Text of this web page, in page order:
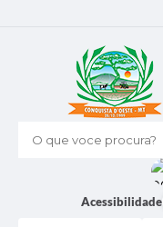
O que voce procura?
Acessibilidade